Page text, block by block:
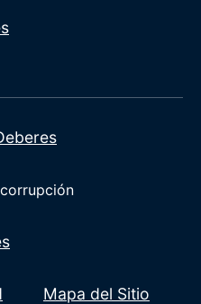
Mapa del Sitio